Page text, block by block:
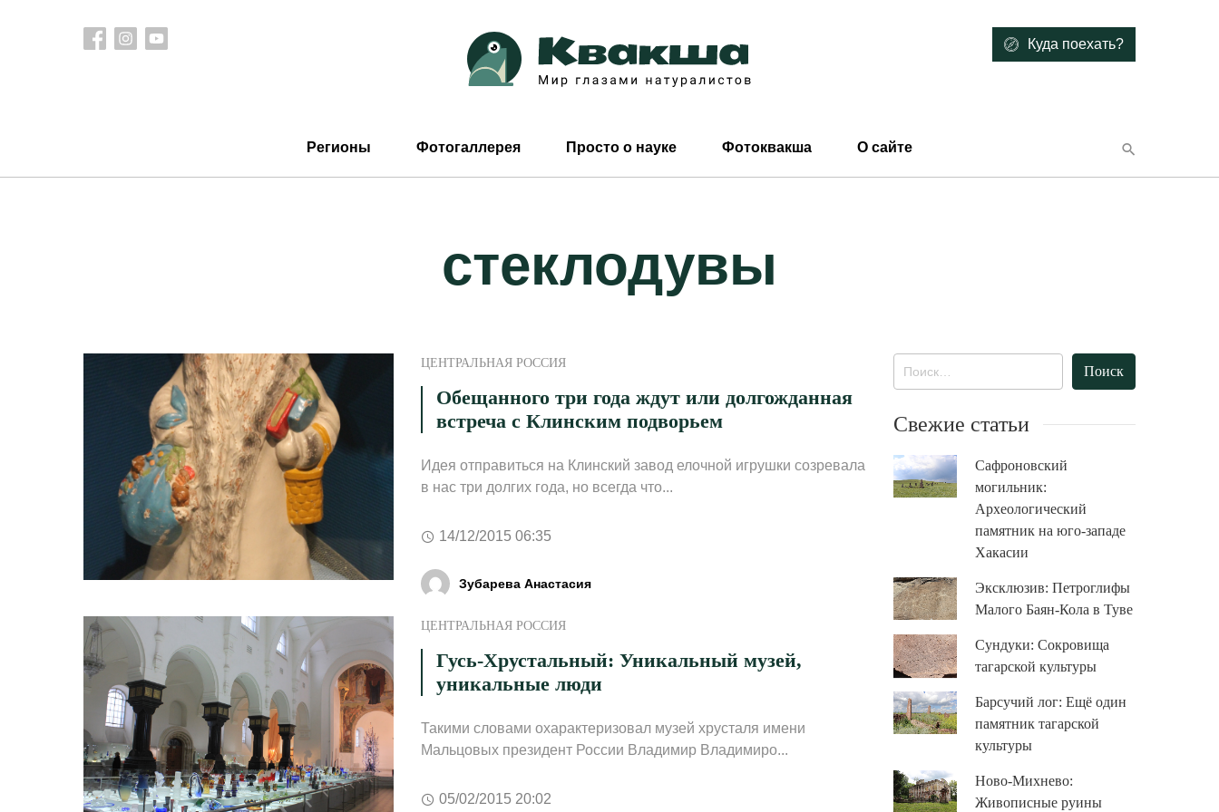
Куда поехать?
Регионы Фотогаллерея Просто о науке Фотоквакша О сайте
стеклодувы
ЦЕНТРАЛЬНАЯ РОССИЯ
Обещанного три года ждут или долгожданная
встреча с Клинским подворьем
Идея отправиться на Клинский завод елочной игрушки созревала
в нас три долгих года, но всегда что...
14/12/2015 06:35
Зубарева Анастасия
ЦЕНТРАЛЬНАЯ РОССИЯ
Гусь-Хрустальный: Уникальный музей,
уникальные люди
Такими словами охарактеризовал музей хрусталя имени
Мальцовых президент России Владимир Владимиро...
05/02/2015 20:02
Свежие статьи
Сафроновский
могильник:
Археологический
памятник на юго-западе
Хакасии
Эксклюзив: Петроглифы
Малого Баян-Кола в Туве
Сундуки: Сокровища
тагарской культуры
Барсучий лог: Ещё один
памятник тагарской
культуры
Ново-Михнево:
Живописные руины